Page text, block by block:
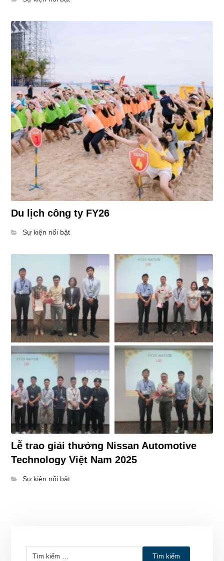
Du lịch công ty FY26
Sự kiện nổi bật
Lễ trao giải thưởng Nissan Automotive
Technology Việt Nam 2025
Sự kiện nổi bật
Tìm kiếm